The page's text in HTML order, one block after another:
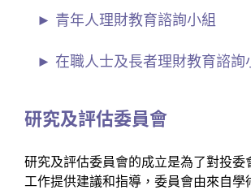
青年人理財教育諮詢小組
在職人士及長者理財教育諮詢
研究及評估委員會
研究及評估委員會的成立是為了對投委
工作提供建議和指導，委員會由來自學